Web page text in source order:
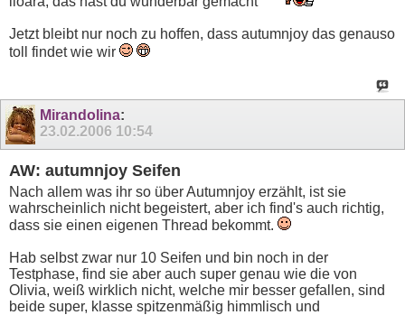
Jetzt bleibt nur noch zu hoffen, dass autumnjoy das genauso
toll findet wie wir
Mirandolina:
23.02.2006 10:54
AW: autumnjoy Seifen
Nach allem was ihr so über Autumnjoy erzählt, ist sie
wahrscheinlich nicht begeistert, aber ich find's auch richtig,
dass sie einen eigenen Thread bekommt.
Hab selbst zwar nur 10 Seifen und bin noch in der
Testphase, find sie aber auch super genau wie die von
Olivia, weiß wirklich nicht, welche mir besser gefallen, sind
beide super, klasse spitzenmäßig himmlisch und